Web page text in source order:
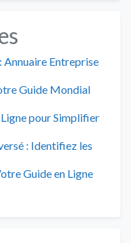
Annuaire Entreprise
Guide Mondial
pour Simplifier
: Identifiez les
Guide en Ligne